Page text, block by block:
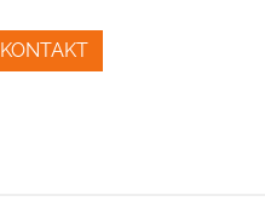
KONTAKT